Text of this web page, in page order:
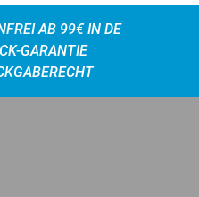
AB 99€ IN DE
GARANTIE